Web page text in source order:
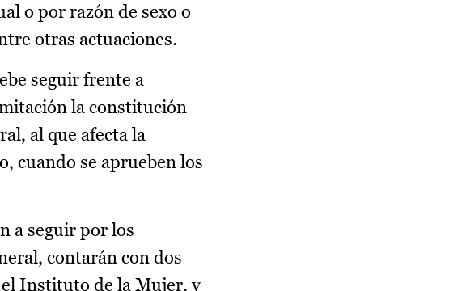
o por razón de sexo o
otras actuaciones.
seguir frente a
la constitución
al que afecta la
cuando se aprueben los
a seguir por los
contarán con dos
el Instituto de la Mujer, y